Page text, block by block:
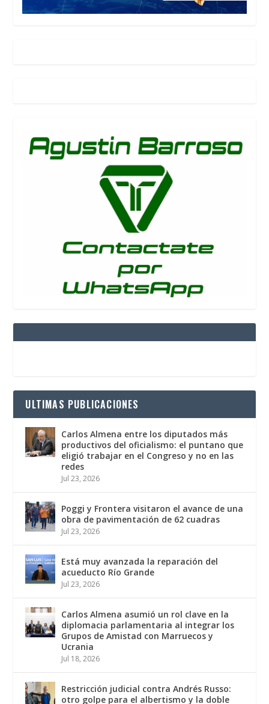
ULTIMAS PUBLICACIONES
Carlos Almena entre los diputados más
productivos del oficialismo: el puntano que
eligió trabajar en el Congreso y no en las
redes
Jul 23, 2026
Poggi y Frontera visitaron el avance de una
obra de pavimentación de 62 cuadras
Jul 23, 2026
Está muy avanzada la reparación del
acueducto Río Grande
Jul 23, 2026
Carlos Almena asumió un rol clave en la
diplomacia parlamentaria al integrar los
Grupos de Amistad con Marruecos y
Ucrania
Jul 18, 2026
Restricción judicial contra Andrés Russo:
otro golpe para el albertismo y la doble